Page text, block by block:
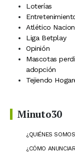
Loterías
Atlético
Liga Betplay
Opinión
Mascotas
adopción
Tejiendo
Minuto30
¿QUIÉNES
¿CÓMO